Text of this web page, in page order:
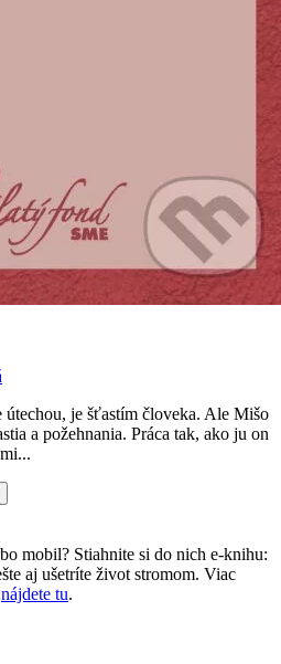
útechou, je šťastím človeka. Ale Mišo
a požehnania. Práca tak, ako ju on
mobil? Stiahnite si do nich e-knihu:
aj ušetríte život stromom. Viac
nájdete tu.